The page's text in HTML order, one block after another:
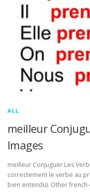
ALL
meilleur
Images
meilleur Conjuguer Les
correctement le verbe au
bien entendu). Other